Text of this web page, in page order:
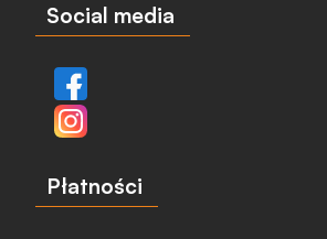
Social media
Płatności